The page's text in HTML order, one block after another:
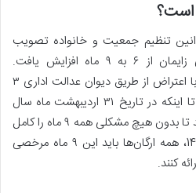
است؟
قوانین تنظیم جمعیت و خانواده تصویب
شد. طبق این قانون، مرخصی زایمان از ۶ به ۹ ماه افزایش یافت.
بااین‌حال تامین اجتماعی فقط با اعتراض از طریق دیوان عدالت اداری ۳
ماه اضافه‌تر را پرداخت می‌کرد. تا اینکه در تاریخ ۳۱ اردیبهشت ماه سال
۱۳۹۸ تامین اجتماعی موظف شد تا بدون هیچ مشکلی همه ۹ ماه را کامل
پرداخت کند. اکنون در سال 1405، همه ارگان‌ها باید این ۹ ماه مرخصی
کنند.